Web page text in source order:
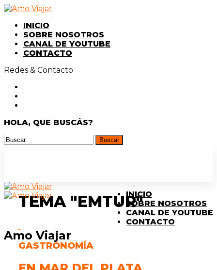
INICIO
SOBRE NOSOTROS
CANAL DE YOUTUBE
CONTACTO
Redes & Contacto
HOLA, QUE BUSCÁS?
Amo Viajar
INICIO
SOBRE NOSOTROS
CANAL DE YOUTUBE
CONTACTO
TEMA "EMTUR"
GASTRONOMÍA